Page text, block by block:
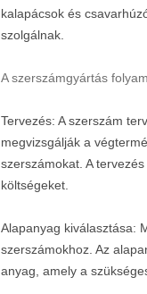
kalapácsok és
szolgálnak.
A szerszámgyártás
Tervezés: A szerszám
megvizsgálják a
szerszámokat. A
költségeket.
Alapanyag kiválasztása:
szerszámokhoz. Az
anyag, amely a